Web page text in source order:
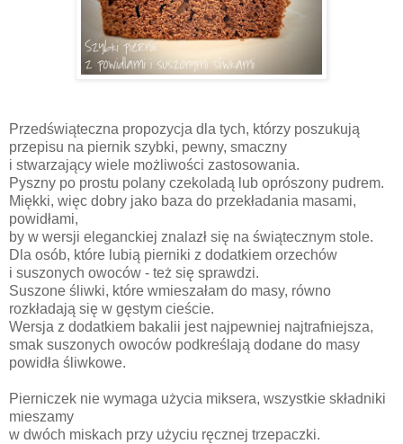
Przedświąteczna propozycja dla tych, którzy poszukują
przepisu na piernik szybki, pewny, smaczny
i stwarzający wiele możliwości zastosowania.
Pyszny po prostu polany czekoladą lub oprószony pudrem.
Miękki, więc dobry jako baza do przekładania masami,
powidłami,
by w wersji eleganckiej znalazł się na świątecznym stole.
Dla osób, które lubią pierniki z dodatkiem orzechów
i suszonych owoców - też się sprawdzi.
Suszone śliwki, które wmieszałam do masy, równo
rozkładają się w gęstym cieście.
Wersja z dodatkiem bakalii jest najpewniej najtrafniejsza,
smak suszonych owoców podkreślają dodane do masy
powidła śliwkowe.
Pierniczek nie wymaga użycia miksera, wszystkie składniki
mieszamy
w dwóch miskach przy użyciu ręcznej trzepaczki.